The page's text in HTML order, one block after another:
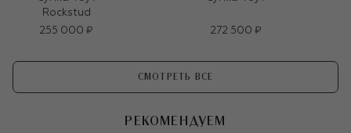
Rockstud
255 000 ₽
272 500 ₽
СМОТРЕТЬ ВСЕ
РЕКОМЕНДУЕМ